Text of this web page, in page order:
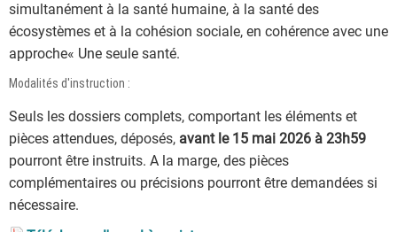
simultanément à la santé humaine, à la santé des
écosystèmes et à la cohésion sociale, en cohérence avec une
approche« Une seule santé.
Modalités d'instruction :
Seuls les dossiers complets, comportant les éléments et
pièces attendues, déposés, avant le 15 mai 2026 à 23h59
pourront être instruits. A la marge, des pièces
complémentaires ou précisions pourront être demandées si
nécessaire.